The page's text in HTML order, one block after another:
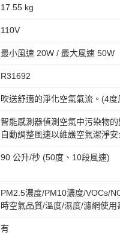
17.55 kg
110V
最小風速 20W / 最大風速 50W
R31692
吹送舒適的淨化空氣氣流。(4度
智能感測器偵測空氣中污染物
自動調整風速以維護空氣潔淨安
90 公升/秒 (50度、10段風速)
PM2.5濃度/PM10濃度/VOCs/
時空氣品質/溫度/濕度/濾網使用
有